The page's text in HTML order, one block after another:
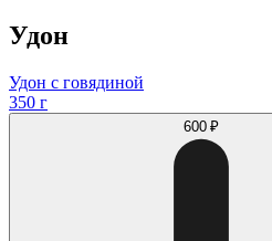
Удон
Удон с говядиной
350 г
600 ₽